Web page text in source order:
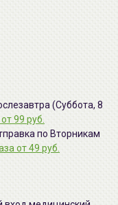
(Суббота, 8
99 руб.
по Вторникам
от 49 руб.